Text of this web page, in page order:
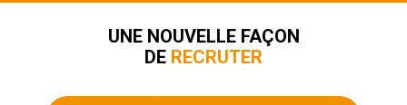
UNE NOUVELLE FAÇON
DE RECRUTER